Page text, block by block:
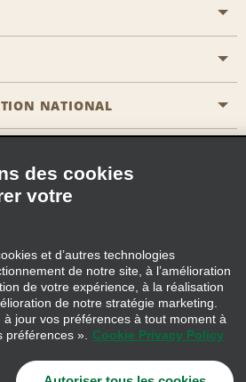
par email
NATIONAL
Tous droits réservés
des cookies
votre
et d’autres technologies
de notre site, à l’amélioration
de votre expérience, à la réalisation
de notre stratégie marketing.
à jour vos préférences à tout moment à
préférences ».
Cookie Privacy Policy